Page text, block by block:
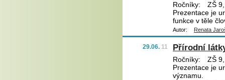
Ročníky:
ZŠ 9,
Prezentace je
funkce v těle
Autor: Renata
29.06. 11 Přírodní
Ročníky:
ZŠ 9,
Prezentace je
významu.